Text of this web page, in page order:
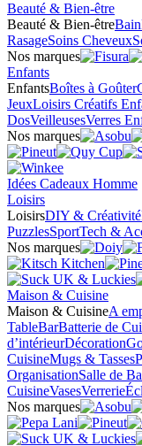
Beauté & Bien-être
Beauté & Bien-êtreBain
RasageSoins Cheveux
Nos marques
Enfants
EnfantsBoîtes à Goûter
JeuxLoisirs Créatifs
DosVeilleusesVerres
Nos marques
Idées Cadeaux Homme
Loisirs
LoisirsDIY & Créativité
PuzzlesSportTech &
Nos marques
Maison & Cuisine
Maison & CuisineA
TableBarBatterie de
d’intérieurDécoration
CuisineMugs & Tasses
OrganisationSalle de
CuisineVasesVerrerie
Nos marques